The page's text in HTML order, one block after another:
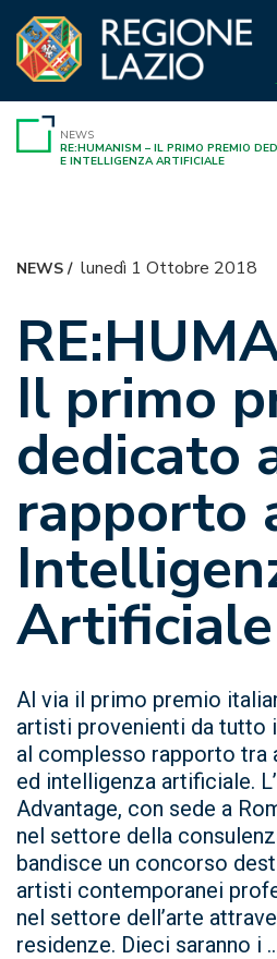
contenuto
NEWS
RE:HUMANISM – IL PRIMO PREMIO
E INTELLIGENZA ARTIFICIALE
NEWS/ lunedì 1 Ottobre 2018
Il primo
dedicato
rapporto
Artificiale
Al via il primo premio
artisti provenienti da tutto
al complesso rapporto tra
ed intelligenza artificiale.
Advantage, con sede a
nel settore della
bandisce un concorso
artisti contemporanei
nel settore dell’arte
residenze. Dieci saranno i